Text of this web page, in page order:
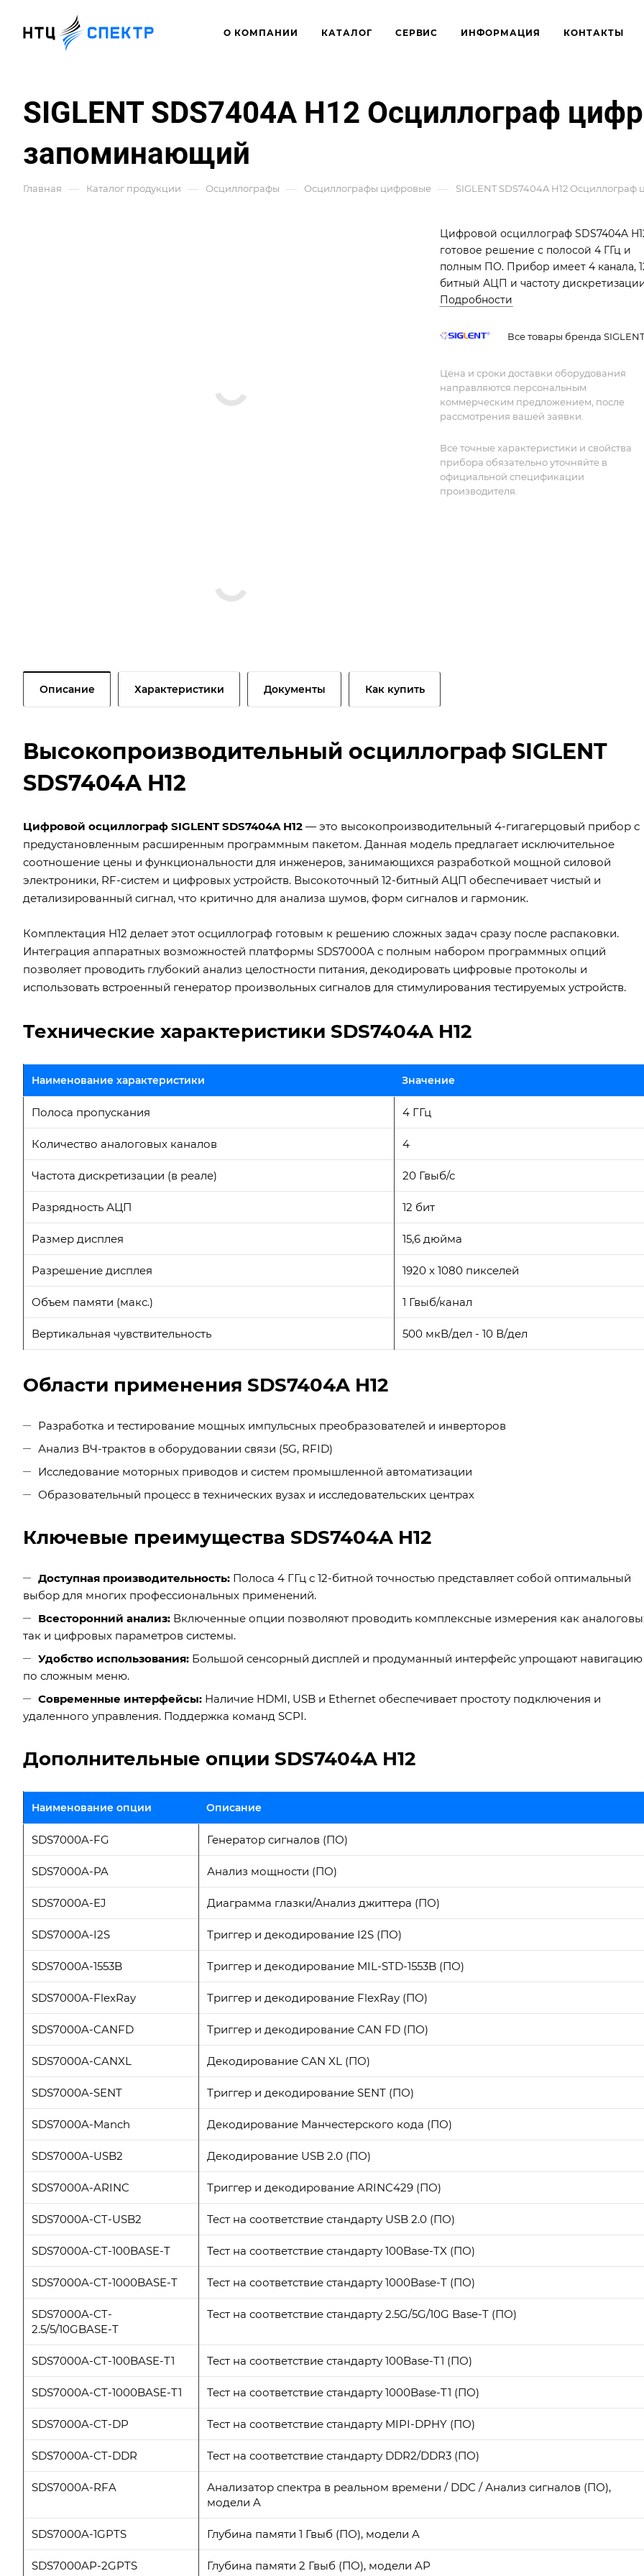
О КОМПАНИИ КАТАЛОГ СЕРВИС ИНФОРМАЦИЯ КОНТАКТЫ
SIGLENT SDS7404A H12 Осциллограф
запоминающий
Главная — Каталог продукции — Осциллографы — Осциллографы цифровые — SIGLENT SDS7404A H12
Цифровой осциллограф SDS7404A
готовое решение с полосой 4 ГГц и
полным ПО. Прибор имеет 4 канала,
битный АЦП и частоту
20 Гвыб/с. Применяется для точного
декодирования протоколов.
Подробности
Все товары бренда SIGLENT
Цена и сроки доставки оборудования
направляются персональным
коммерческим предложением, после
рассмотрения вашей заявки.
Все точные характеристики и свойства
прибора обязательно уточняйте в
официальной спецификации
производителя.
Описание Характеристики Документы Как купить
Высокопроизводительный осциллограф SIGLENT
SDS7404A H12
Цифровой осциллограф SIGLENT SDS7404A H12 — это высокопроизводительный 4-гигагерцовый прибор с
предустановленным расширенным программным пакетом. Данная модель предлагает исключительное
соотношение цены и функциональности для инженеров, занимающихся разработкой мощной силовой
электроники, RF-систем и цифровых устройств. Высокоточный 12-битный АЦП обеспечивает чистый и
детализированный сигнал, что критично для анализа шумов, форм сигналов и гармоник.
Комплектация H12 делает этот осциллограф готовым к решению сложных задач сразу после распаковки.
Интеграция аппаратных возможностей платформы SDS7000A с полным набором программных опций
позволяет проводить глубокий анализ целостности питания, декодировать цифровые протоколы и
использовать встроенный генератор произвольных сигналов для стимулирования тестируемых устройств.
Технические характеристики SDS7404A H12
Наименование характеристики Значение
Полоса пропускания 4 ГГц
Количество аналоговых каналов 4
Частота дискретизации (в реале) 20 Гвыб/с
Разрядность АЦП 12 бит
Размер дисплея 15,6 дюйма
Разрешение дисплея 1920 x 1080 пикселей
Объем памяти (макс.) 1 Гвыб/канал
Вертикальная чувствительность 500 мкВ/дел - 10 В/дел
Области применения SDS7404A H12
Разработка и тестирование мощных импульсных преобразователей и инверторов
Анализ ВЧ-трактов в оборудовании связи (5G, RFID)
Исследование моторных приводов и систем промышленной автоматизации
Образовательный процесс в технических вузах и исследовательских центрах
Ключевые преимущества SDS7404A H12
Доступная производительность: Полоса 4 ГГц с 12-битной точностью представляет собой оптимальный
выбор для многих профессиональных применений.
Всесторонний анализ: Включенные опции позволяют проводить комплексные измерения как
так и цифровых параметров системы.
Удобство использования: Большой сенсорный дисплей и продуманный интерфейс упрощают навигацию
по сложным меню.
Современные интерфейсы: Наличие HDMI, USB и Ethernet обеспечивает простоту подключения и
удаленного управления. Поддержка команд SCPI.
Дополнительные опции SDS7404A H12
Наименование опции Описание
SDS7000A-FG Генератор сигналов (ПО)
SDS7000A-PA Анализ мощности (ПО)
SDS7000A-EJ Диаграмма глазки/Анализ джиттера (ПО)
SDS7000A-I2S Триггер и декодирование I2S (ПО)
SDS7000A-1553B Триггер и декодирование MIL-STD-1553B (ПО)
SDS7000A-FlexRay Триггер и декодирование FlexRay (ПО)
SDS7000A-CANFD Триггер и декодирование CAN FD (ПО)
SDS7000A-CANXL Декодирование CAN XL (ПО)
SDS7000A-SENT Триггер и декодирование SENT (ПО)
SDS7000A-Manch Декодирование Манчестерского кода (ПО)
SDS7000A-USB2 Декодирование USB 2.0 (ПО)
SDS7000A-ARINC Триггер и декодирование ARINC429 (ПО)
SDS7000A-CT-USB2 Тест на соответствие стандарту USB 2.0 (ПО)
SDS7000A-CT-100BASE-T Тест на соответствие стандарту 100Base-TX (ПО)
SDS7000A-CT-1000BASE-T Тест на соответствие стандарту 1000Base-T (ПО)
SDS7000A-CT-
2.5/5/10GBASE-T
Тест на соответствие стандарту 2.5G/5G/10G Base-T (ПО)
SDS7000A-CT-100BASE-T1 Тест на соответствие стандарту 100Base-T1 (ПО)
SDS7000A-CT-1000BASE-T1 Тест на соответствие стандарту 1000Base-T1 (ПО)
SDS7000A-CT-DP Тест на соответствие стандарту MIPI-DPHY (ПО)
SDS7000A-CT-DDR Тест на соответствие стандарту DDR2/DDR3 (ПО)
SDS7000A-RFA
Анализатор спектра в реальном времени / DDC / Анализ сигналов (ПО),
модели A
SDS7000A-1GPTS Глубина памяти 1 Гвыб (ПО), модели A
SDS7000AP-2GPTS Глубина памяти 2 Гвыб (ПО), модели AP